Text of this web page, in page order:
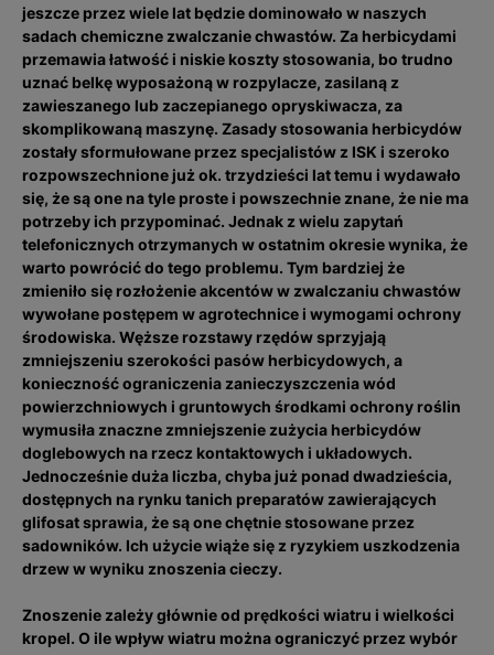
jeszcze przez wiele lat będzie dominowało w naszych
sadach chemiczne zwalczanie chwastów. Za herbicydami
przemawia łatwość i niskie koszty stosowania, bo trudno
uznać belkę wyposażoną w rozpylacze, zasilaną z
zawieszanego lub zaczepianego opryskiwacza, za
skomplikowaną maszynę. Zasady stosowania herbicydów
zostały sformułowane przez specjalistów z ISK i szeroko
rozpowszechnione już ok. trzydzieści lat temu i wydawało
się, że są one na tyle proste i powszechnie znane, że nie ma
potrzeby ich przypominać. Jednak z wielu zapytań
telefonicznych otrzymanych w ostatnim okresie wynika, że
warto powrócić do tego problemu. Tym bardziej że
zmieniło się rozłożenie akcentów w zwalczaniu chwastów
wywołane postępem w agrotechnice i wymogami ochrony
środowiska. Węższe rozstawy rzędów sprzyjają
zmniejszeniu szerokości pasów herbicydowych, a
konieczność ograniczenia zanieczyszczenia wód
powierzchniowych i gruntowych środkami ochrony roślin
wymusiła znaczne zmniejszenie zużycia herbicydów
doglebowych na rzecz kontaktowych i układowych.
Jednocześnie duża liczba, chyba już ponad dwadzieścia,
dostępnych na rynku tanich preparatów zawierających
glifosat sprawia, że są one chętnie stosowane przez
sadowników. Ich użycie wiąże się z ryzykiem uszkodzenia
drzew w wyniku znoszenia cieczy.
Znoszenie zależy głównie od prędkości wiatru i wielkości
kropel. O ile wpływ wiatru można ograniczyć przez wybór